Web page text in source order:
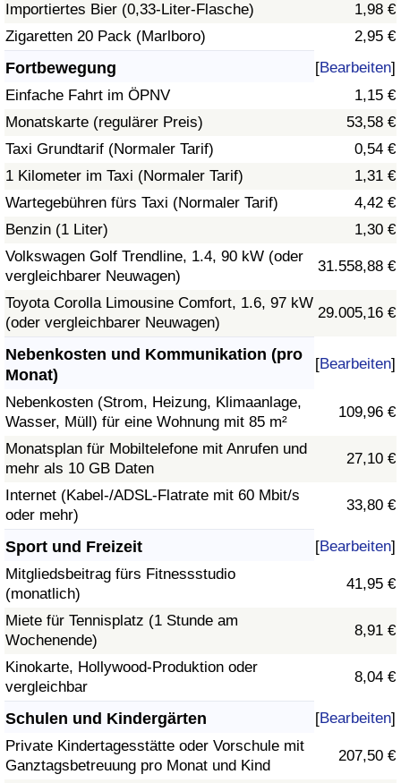
Importiertes Bier (0,33-Liter-Flasche)
1,98 €
Zigaretten 20 Pack (Marlboro)
2,95 €
Fortbewegung [Bearbeiten]
Einfache Fahrt im ÖPNV
1,15 €
Monatskarte (regulärer Preis)
53,58 €
Taxi Grundtarif (Normaler Tarif)
0,54 €
1 Kilometer im Taxi (Normaler Tarif)
1,31 €
Wartegebühren fürs Taxi (Normaler Tarif)
4,42 €
Benzin (1 Liter)
1,30 €
Volkswagen Golf Trendline, 1.4, 90 kW (oder
vergleichbarer Neuwagen)
31.558,88 €
Toyota Corolla Limousine Comfort, 1.6, 97 kW
(oder vergleichbarer Neuwagen)
29.005,16 €
Nebenkosten und Kommunikation (pro
Monat)
[Bearbeiten]
Nebenkosten (Strom, Heizung, Klimaanlage,
Wasser, Müll) für eine Wohnung mit 85 m²
109,96 €
Monatsplan für Mobiltelefone mit Anrufen und
mehr als 10 GB Daten
27,10 €
Internet (Kabel-/ADSL-Flatrate mit 60 Mbit/s
oder mehr)
33,80 €
Sport und Freizeit [Bearbeiten]
Mitgliedsbeitrag fürs Fitnessstudio
(monatlich)
41,95 €
Miete für Tennisplatz (1 Stunde am
Wochenende)
8,91 €
Kinokarte, Hollywood-Produktion oder
vergleichbar
8,04 €
Schulen und Kindergärten [Bearbeiten]
Private Kindertagesstätte oder Vorschule mit
Ganztagsbetreuung pro Monat und Kind
207,50 €
Verkehrs-Index nach Land